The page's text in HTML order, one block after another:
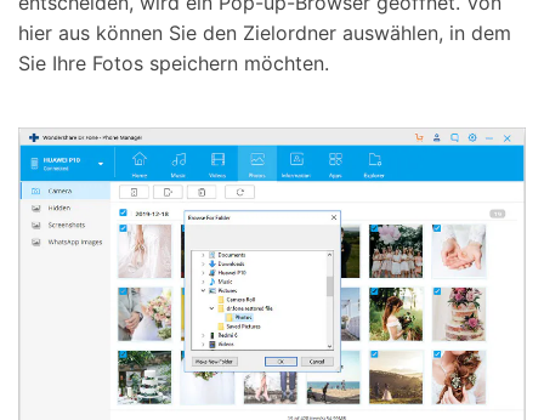
hier aus können Sie den Zielordner auswählen, in dem
Sie Ihre Fotos speichern möchten.